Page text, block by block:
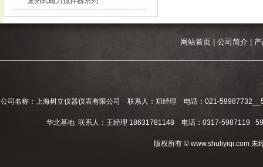
网站首页| 公司简介|
公司名称：上海树立仪器仪表有限公司 联系人：郑经理 电话：021-
华北基地 联系人：王经理 18631781148 电话：0317-5987119
版权所有 © www.shuliyiqi.com 未